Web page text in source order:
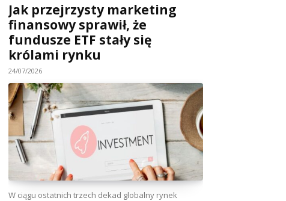
Jak przejrzysty marketing
finansowy sprawił, że
fundusze ETF stały się
królami rynku
24/07/2026
W ciągu ostatnich trzech dekad globalny rynek